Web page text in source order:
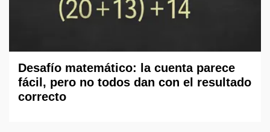
Desafío matemático: la cuenta parece
fácil, pero no todos dan con el resultado
correcto